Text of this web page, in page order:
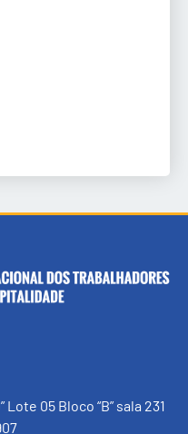
Lote 05 Bloco “B” sala 231